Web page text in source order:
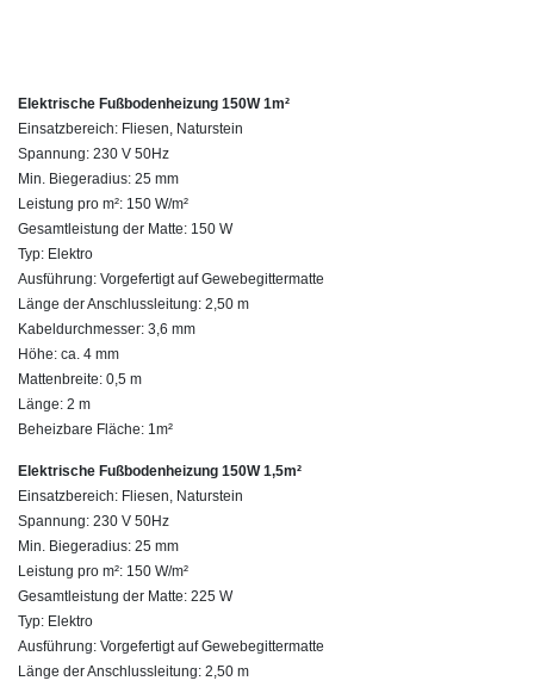
Elektrische Fußbodenheizung 150W 1m²
Einsatzbereich: Fliesen, Naturstein
Spannung: 230 V 50Hz
Min. Biegeradius: 25 mm
Leistung pro m²: 150 W/m²
Gesamtleistung der Matte: 150 W
Typ: Elektro
Ausführung: Vorgefertigt auf Gewebegittermatte
Länge der Anschlussleitung: 2,50 m
Kabeldurchmesser: 3,6 mm
Höhe: ca. 4 mm
Mattenbreite: 0,5 m
Länge: 2 m
Beheizbare Fläche: 1m²
Elektrische Fußbodenheizung 150W 1,5m²
Einsatzbereich: Fliesen, Naturstein
Spannung: 230 V 50Hz
Min. Biegeradius: 25 mm
Leistung pro m²: 150 W/m²
Gesamtleistung der Matte: 225 W
Typ: Elektro
Ausführung: Vorgefertigt auf Gewebegittermatte
Länge der Anschlussleitung: 2,50 m